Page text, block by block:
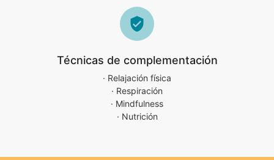
Técnicas de complementación
· Relajación física
· Respiración
· Mindfulness
· Nutrición